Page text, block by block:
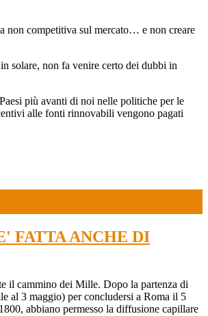
non competitiva sul mercato… e non creare
solare, non fa venire certo dei dubbi in
più avanti di noi nelle politiche per le
alle fonti rinnovabili vengono pagati
FATTA ANCHE DI
il cammino dei Mille. Dopo la partenza di
al 3 maggio) per concludersi a Roma il 5
abbiano permesso la diffusione capillare